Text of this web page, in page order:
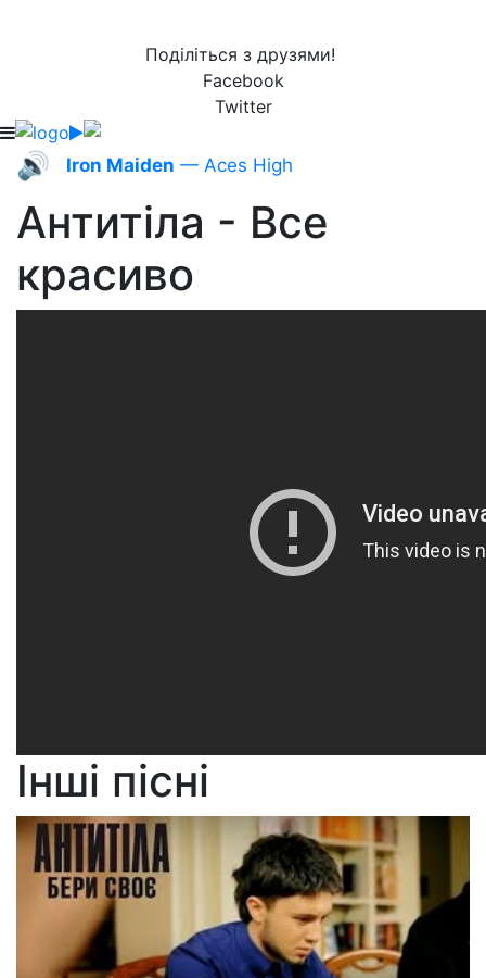
Поділіться з друзями!
Facebook
Twitter
🔊 Iron Maiden — Aces High
Антитіла - Все
красиво
Інші пісні